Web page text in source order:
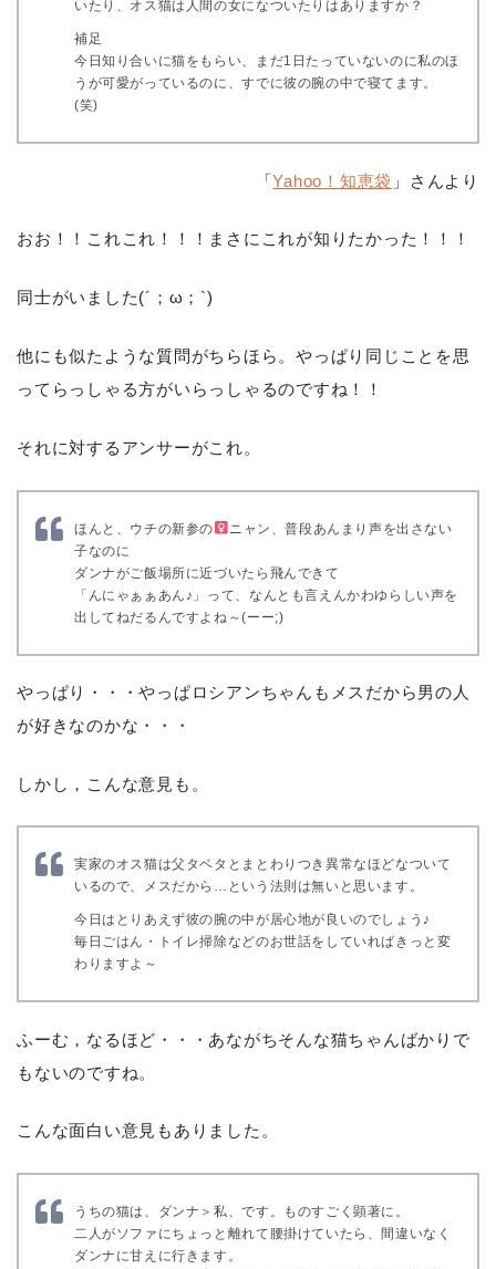
いたり、オス猫は人間の女になついたりはありますか？
補足
今日知り合いに猫をもらい、まだ1日たっていないのに私のほ
うが可愛がっているのに、すでに彼の腕の中で寝てます。
(笑)
「Yahoo！知恵袋 」さんより
おお！！これこれ！！！まさにこれが知りたかった！！！
同士がいました(´；ω；`)
他にも似たような質問がちらほら。やっぱり同じことを思
ってらっしゃる方がいらっしゃるのですね！！
それに対するアンサーがこれ。
ほんと、ウチの新参の
ニャン、普段あんまり声を出さない
子なのに
ダンナがご飯場所に近づいたら飛んできて
「んにゃぁぁあん♪」って、なんとも言えんかわゆらしい声を
出してねだるんですよね～(ーー;)
やっぱり・・・やっぱロシアンちゃんもメスだから男の人
が好きなのかな・・・
しかし，こんな意見も。
実家のオス猫は父タベタとまとわりつき異常なほどなついて
いるので、メスだから…という法則は無いと思います。
今日はとりあえず彼の腕の中が居心地が良いのでしょう♪
毎日ごはん・トイレ掃除などのお世話をしていればきっと変
わりますよ～
ふーむ，なるほど・・・あながちそんな猫ちゃんばかりで
もないのですね。
こんな面白い意見もありました。
うちの猫は、ダンナ＞私、です。ものすごく顕著に。
二人がソファにちょっと離れて腰掛けていたら、間違いなく
ダンナに甘えに行きます。